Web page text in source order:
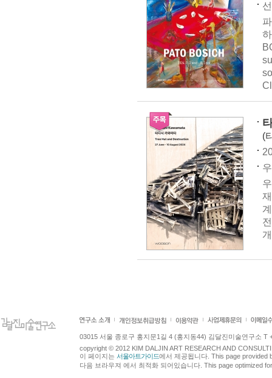
(
03015 서울 종로구 홍지문1길 4 (홍지동44) 김달진미술연구소 T
copyright © 2012 KIM DALJIN ART RESEARCH AND
이 페이지는 서울아트가이드에서 제공됩니다. This page provided
다음 브라우져 에서 최적화 되어있습니다. This page optimized